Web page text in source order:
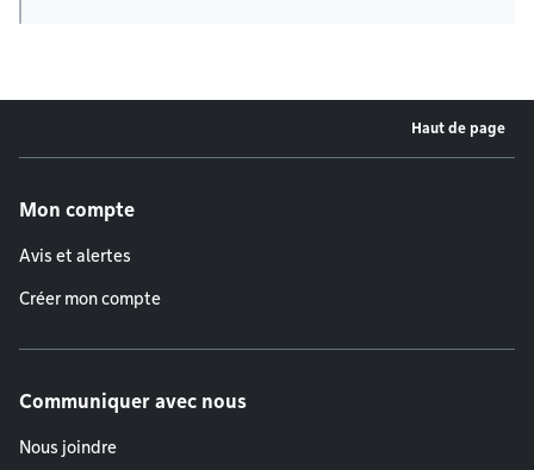
Haut de page
Mon compte
Avis et alertes
Créer mon compte
Communiquer avec nous
Nous joindre